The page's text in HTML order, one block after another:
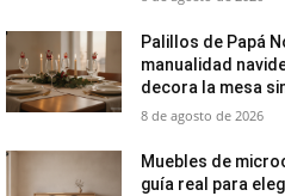
Palillos de Papá
manualidad
decora la mesa
8 de agosto de 2026
Muebles de
guía real para